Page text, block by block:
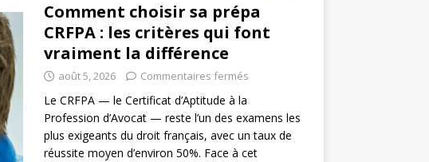
Comment choisir sa prépa
CRFPA : les critères qui font
vraiment la différence
août 5, 2026 Commentaires fermés
Le CRFPA — le Certificat d’Aptitude à la
Profession d’Avocat — reste l’un des examens les
plus exigeants du droit français, avec un taux de
réussite moyen d’environ 50%. Face à cet